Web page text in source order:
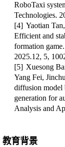
RoboTaxi
Technologies.
[4] Yaotian Tan,
Efficient and
formation
2025.12, 5,
[5] Xuesong
Yang Fei,
diffusion model
generation for
Analysis and
教育背景